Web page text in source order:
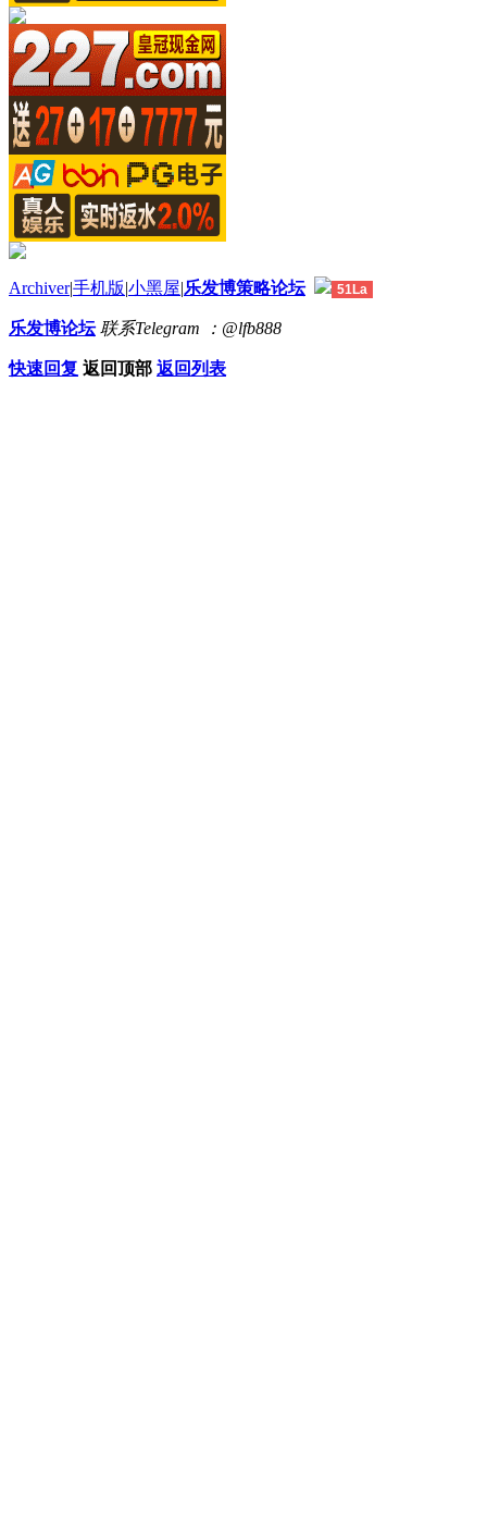
Archiver|手机版|小黑屋|乐发博策略论坛 51La
乐发博论坛 联系Telegram ：@lfb888
快速回复 返回顶部 返回列表